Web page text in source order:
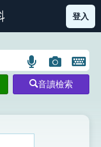
部首索引表圖示
登入
語
言
搜
示
圖
片
搜
開
鍵
圖
音讀檢索